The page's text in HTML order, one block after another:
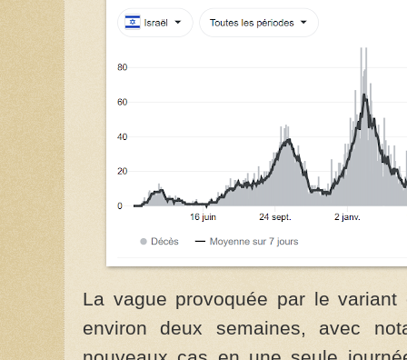
La vague provoquée par le
environ deux semaines, avec